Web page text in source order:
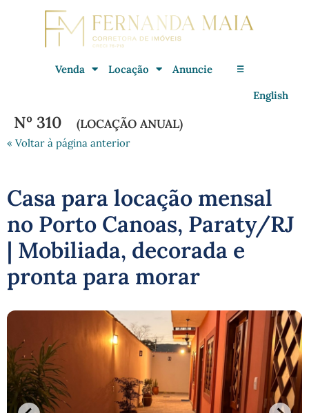
Venda Locação Anuncie ☰
English
Nº 310 (LOCAÇÃO ANUAL)
« Voltar à página anterior
Casa para locação mensal
no Porto Canoas, Paraty/RJ
| Mobiliada, decorada e
pronta para morar